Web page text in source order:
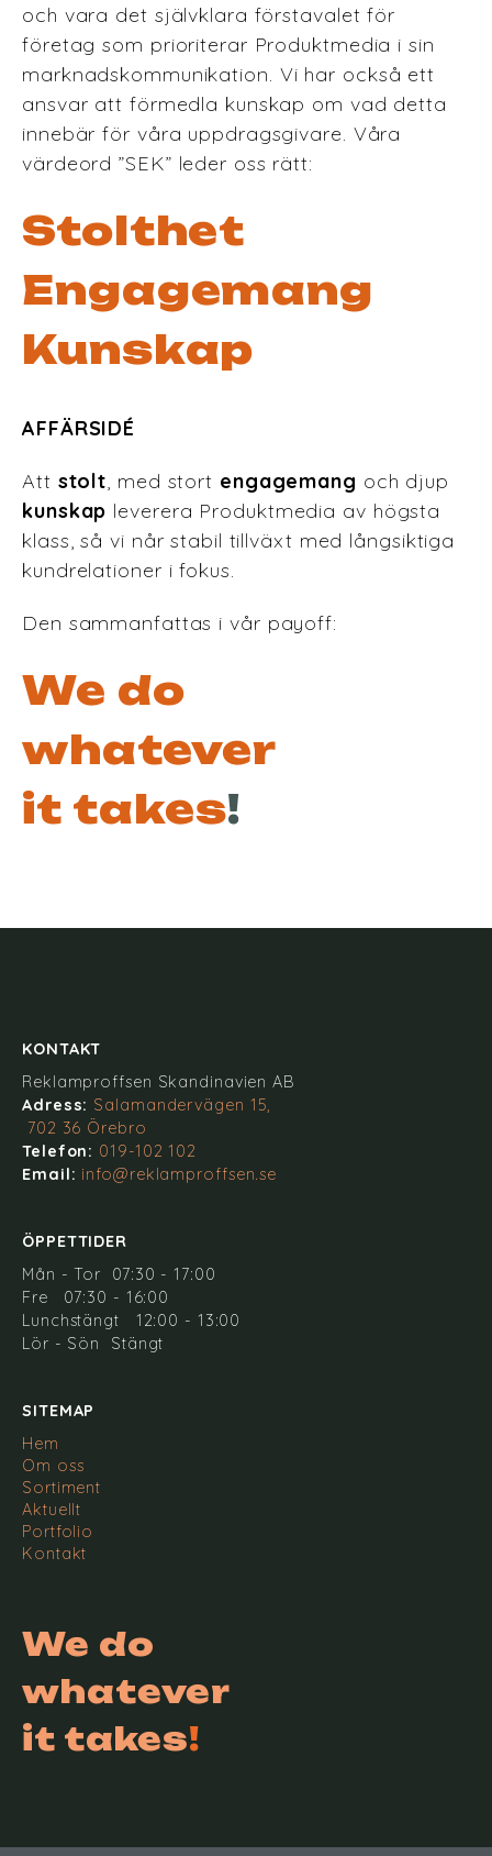
och vara det självklara förstavalet för
företag som prioriterar Produktmedia i sin
marknadskommunikation. Vi har också ett
ansvar att förmedla kunskap om vad detta
innebär för våra uppdragsgivare. Våra
värdeord ”SEK” leder oss rätt:
Stolthet
Engagemang
Kunskap
AFFÄRSIDÉ
Att stolt, med stort engagemang och djup
kunskap leverera Produktmedia av högsta
klass, så vi når stabil tillväxt med långsiktiga
kundrelationer i fokus.
Den sammanfattas i vår payoff:
We do
whatever
it takes!
KONTAKT
Reklamproffsen Skandinavien AB
Adress: Salamandervägen 15,
702 36 Örebro
Telefon: 019-102 102
Email: info@reklamproffsen.se
ÖPPETTIDER
Mån - Tor 07:30 - 17:00
Fre 07:30 - 16:00
Lunchstängt 12:00 - 13:00
Lör - Sön Stängt
SITEMAP
Hem
Om oss
Sortiment
Aktuellt
Portfolio
Kontakt
We do
whatever
it takes!